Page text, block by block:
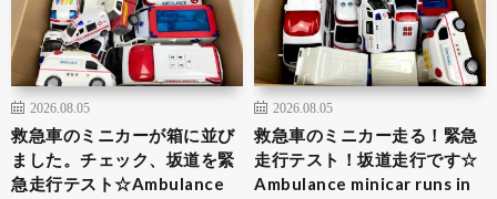
2026.08.05
救急車のミニカーが箱に並び
ました。チェック、坂道を緊
急走行テスト☆Ambulance
2026.08.05
救急車のミニカー走る！緊急
走行テスト！坂道走行です☆
Ambulance minicar runs in